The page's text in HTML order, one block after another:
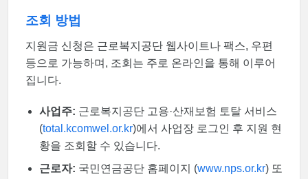
조회 방법
지원금 신청은 근로복지공단 웹사이트나 팩스, 우편
등으로 가능하며, 조회는 주로 온라인을 통해 이루어
집니다.
사업주: 근로복지공단 고용·산재보험 토탈 서비스
(total.kcomwel.or.kr)에서 사업장 로그인 후 지원 현
황을 조회할 수 있습니다.
근로자: 국민연금공단 홈페이지 (www.nps.or.kr) 또